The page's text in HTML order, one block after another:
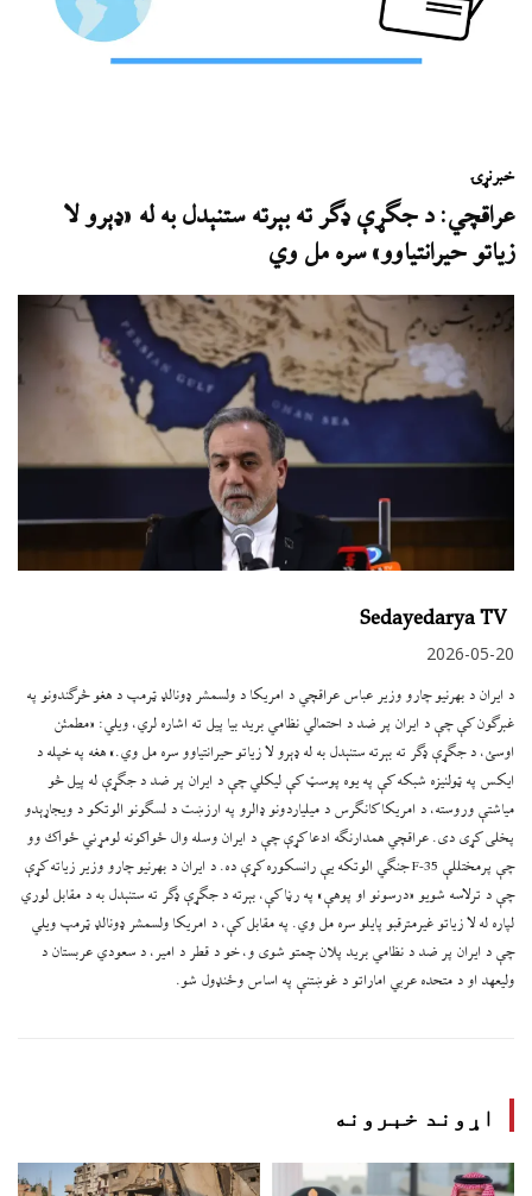
خبرنړۍ
عراقچي: د جګړې ډګر ته بېرته ستنېدل به له «ډېرو لا
زیاتو حیرانتیاوو» سره مل وي
Sedayedarya TV
2026-05-20
د ایران د بهرنیو چارو وزیر عباس عراقچي د امریکا د ولسمشر ډونالډ ټرمپ د هغو څرګندونو په
غبرګون کې چې د ایران پر ضد د احتمالي نظامي برید بیا پیل ته اشاره لري، ویلي: «مطمئن
اوسئ، د جګړې ډګر ته بېرته ستنېدل به له ډېرو لا زیاتو حیرانتیاوو سره مل وي.» هغه په خپله د
ایکس په ټولنیزه شبکه کې په یوه پوسټ کې لیکلي چې د ایران پر ضد د جګړې له پیل څو
میاشتې وروسته، د امریکا کانګرس د میلیاردونو ډالرو په ارزښت د لسګونو الوتکو د ویجاړېدو
پخلی کړی دی. عراقچي همدارنګه ادعا کړې چې د ایران وسله وال ځواکونه لومړني ځواک وو
چې پرمختللې F-35 جنګي الوتکه یې رانسکوره کړې ده. د ایران د بهرنیو چارو وزیر زیاته کړې
چې د ترلاسه شویو «درسونو او پوهې» په رڼا کې، بېرته د جګړې ډګر ته ستنېدل به د مقابل لوري
لپاره له لا زیاتو غیرمترقبو پایلو سره مل وي. په مقابل کې، د امریکا ولسمشر ډونالډ ټرمپ ویلي
چې د ایران پر ضد د نظامي برید پلان چمتو شوی و، خو د قطر د امیر، د سعودي عربستان د
ولیعهد او د متحده عربي اماراتو د غوښتنې په اساس وځنډول شو.
اړوند خبرونه